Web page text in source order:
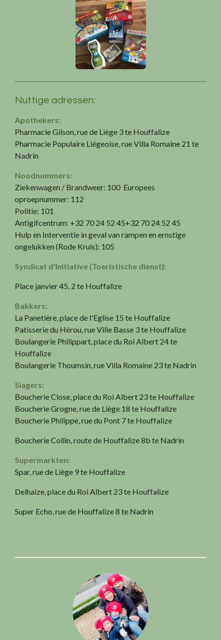
Nuttige adressen:
Apothekers:
Pharmacie Gilson, rue de Liège 3 te Houffalize
Pharmacie Populaire Liégeoise, rue Villa Romaine 21 te
Nadrin
Noodnummers:
Ziekenwagen / Brandweer: 100 Europees
oproepnummer: 112
Politie: 101
Antigifcentrum: +32 70 24 52 45+32 70 24 52 45
Hulp en Interventie in geval van rampen en ernstige
ongelukken (Rode Kruis): 105
Syndicat d'Initiative (Toeristische dienst):
Place janvier 45, 2 te Houffalize
Bakkers:
La Panetière, place de l'Eglise 15 te Houffalize
Patisserie du Hérou, rue Ville Basse 3 te Houffalize
Boulangerie Philippart, place du Roi Albert 24 te
Houffalize
Boulangerie Thoumsin, rue Villa Romaine 23 te Nadrin
Slagers:
Boucherie Close, place du Roi Albert 23 te Houffalize
Boucherie Grogne, rue de Liège 18 te Houffalize
Boucherie Philippe, rue du Pont 7 te Houffalize
Boucherie Collin, route de Houffalize 8b te Nadrin
Supermarkten:
Spar, rue de Liège 9 te Houffalize
Delhaize, place du Roi Albert 23 te Houffalize
Super Echo, rue de Houffalize 8 te Nadrin